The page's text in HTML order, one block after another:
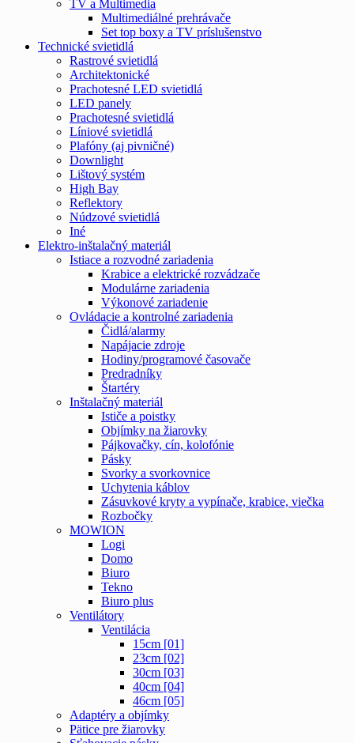
TV a Multimedia
Multimediálné prehrávače
Set top boxy a TV príslušenstvo
Technické svietidlá
Rastrové svietidlá
Architektonické
Prachotesné LED svietidlá
LED panely
Prachotesné svietidlá
Líniové svietidlá
Plafóny (aj pivničné)
Downlight
Lištový systém
High Bay
Reflektory
Núdzové svietidlá
Iné
Elektro-inštalačný materiál
Istiace a rozvodné zariadenia
Krabice a elektrické rozvádzače
Modulárne zariadenia
Výkonové zariadenie
Ovládacie a kontrolné zariadenia
Čidlá/alarmy
Napájacie zdroje
Hodiny/programové časovače
Predradníky
Štartéry
Inštalačný materiál
Ističe a poistky
Objímky na žiarovky
Pájkovačky, cín, kolofónie
Pásky
Svorky a svorkovnice
Uchytenia káblov
Zásuvkové kryty a vypínače, krabice, viečka
Rozbočky
MOWION
Logi
Domo
Biuro
Tekno
Biuro plus
Ventilátory
Ventilácia
15cm [01]
23cm [02]
30cm [03]
40cm [04]
46cm [05]
Adaptéry a objímky
Pätice pre žiarovky